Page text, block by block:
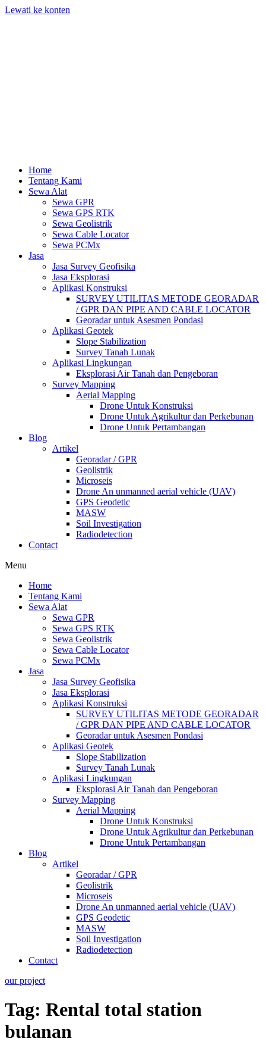
Lewati ke konten
Home
Tentang Kami
Sewa Alat
Sewa GPR
Sewa GPS RTK
Sewa Geolistrik
Sewa Cable Locator
Sewa PCMx
Jasa
Jasa Survey Geofisika
Jasa Eksplorasi
Aplikasi Konstruksi
SURVEY UTILITAS METODE GEORADAR
/ GPR DAN PIPE AND CABLE LOCATOR
Georadar untuk Asesmen Pondasi
Aplikasi Geotek
Slope Stabilization
Survey Tanah Lunak
Aplikasi Lingkungan
Eksplorasi Air Tanah dan Pengeboran
Survey Mapping
Aerial Mapping
Drone Untuk Konstruksi
Drone Untuk Agrikultur dan Perkebunan
Drone Untuk Pertambangan
Blog
Artikel
Georadar / GPR
Geolistrik
Microseis
Drone An unmanned aerial vehicle (UAV)
GPS Geodetic
MASW
Soil Investigation
Radiodetection
Contact
Menu
Home
Tentang Kami
Sewa Alat
Sewa GPR
Sewa GPS RTK
Sewa Geolistrik
Sewa Cable Locator
Sewa PCMx
Jasa
Jasa Survey Geofisika
Jasa Eksplorasi
Aplikasi Konstruksi
SURVEY UTILITAS METODE GEORADAR
/ GPR DAN PIPE AND CABLE LOCATOR
Georadar untuk Asesmen Pondasi
Aplikasi Geotek
Slope Stabilization
Survey Tanah Lunak
Aplikasi Lingkungan
Eksplorasi Air Tanah dan Pengeboran
Survey Mapping
Aerial Mapping
Drone Untuk Konstruksi
Drone Untuk Agrikultur dan Perkebunan
Drone Untuk Pertambangan
Blog
Artikel
Georadar / GPR
Geolistrik
Microseis
Drone An unmanned aerial vehicle (UAV)
GPS Geodetic
MASW
Soil Investigation
Radiodetection
Contact
our project
Tag: Rental total station
bulanan